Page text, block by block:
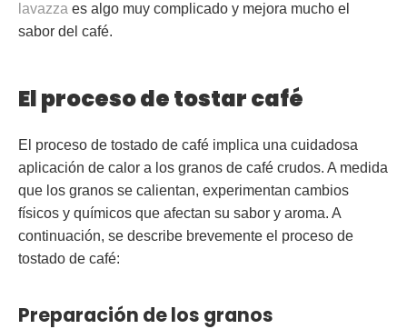
lavazza es algo muy complicado y mejora mucho el
sabor del café.
El proceso de tostar café
El proceso de tostado de café implica una cuidadosa
aplicación de calor a los granos de café crudos. A medida
que los granos se calientan, experimentan cambios
físicos y químicos que afectan su sabor y aroma. A
continuación, se describe brevemente el proceso de
tostado de café:
Preparación de los granos